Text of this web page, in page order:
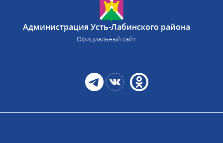
Администрация Усть-Лабинского района
Официальный сайт